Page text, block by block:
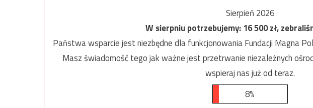
Sierpień 2026
W sierpniu potrzebujemy:16 500zł,
Państwa wsparcie jest niezbędne dla funkcjonowania Fundacji Magna
Masz świadomość tego jak ważne jest przetrwanie niezależnych
wspieraj nas już od teraz.
8%